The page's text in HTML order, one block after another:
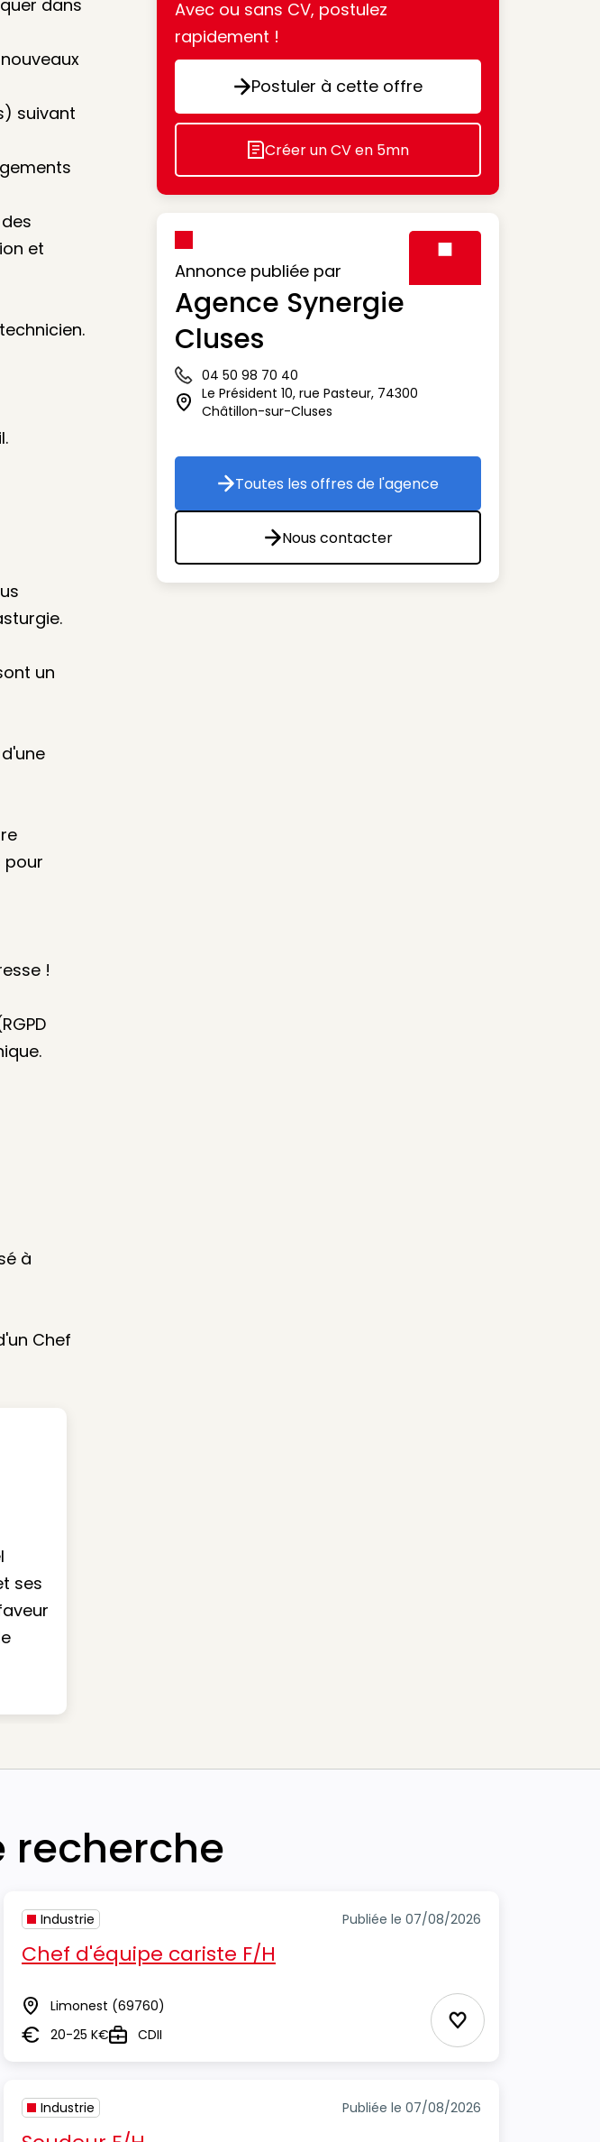
dans
suivant
et
un
pour
!
à
Chef
ses
Avec ou sans CV, postulez
rapidement !
Postuler à cette offre
Postuler à cette offre
Icon decorative
Créer un CV en 5mn
Annonce publiée par
Agence Synergie
Cluses
Icône téléphone
04 50 98 70 40
Icône adresse
Le Président 10, rue Pasteur, 74300
Châtillon-sur-Cluses
Toutes les offres de l'agence
Toutes les offres de l'agence
Nous contacter
Nous contacter
recherche
Favoris
Industrie Publiée le 07/08/2026
Chef d'équipe cariste F/H
Lieu Limonest (69760)
Salaire20-25 K€TypeCDII Ajouter aux
Industrie Publiée le 07/08/2026